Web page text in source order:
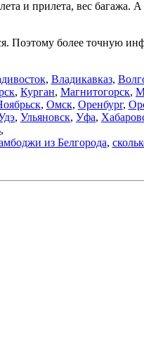
и прилета, вес багажа.
Поэтому более точную
, Владикавказ,
, Курган, Магнитогорск,
, Омск, Оренбург,
, Ульяновск, Уфа,
,
из Белгорода,